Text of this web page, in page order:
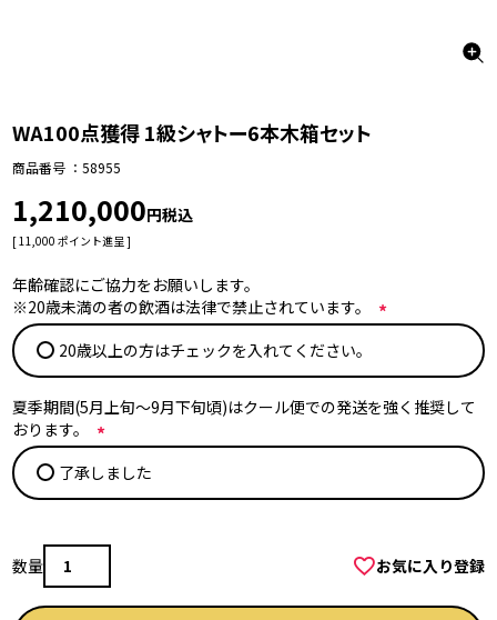
WA100点獲得 1級シャトー6本木箱セット
商品番号 58955
1,210,000 税込
[11,000 ポイント進呈 ]
年齢確認にご協力をお願いします。
※20歳未満の者の飲酒は法律で禁止されています。
須
)
20歳以上の方はチェックを入れてください。
夏季期間(5月上旬～9月下旬頃)はクール便での発送を強く推奨して
おります。
必
須
了承しました
お気に入り登録